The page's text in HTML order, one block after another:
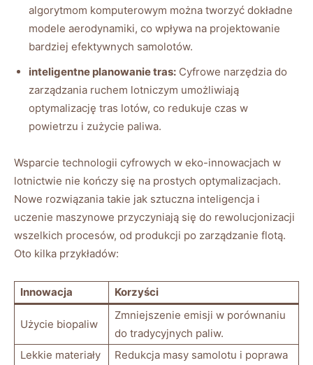
algorytmom komputerowym można tworzyć dokładne
modele aerodynamiki, co wpływa na projektowanie
bardziej efektywnych samolotów.
inteligentne planowanie tras: Cyfrowe narzędzia do
zarządzania ruchem lotniczym umożliwiają
optymalizację tras lotów, co redukuje czas w
powietrzu i zużycie paliwa.
Wsparcie technologii cyfrowych w eko-innowacjach w
lotnictwie nie kończy się na prostych optymalizacjach.
Nowe rozwiązania takie jak sztuczna inteligencja i
uczenie maszynowe przyczyniają się do rewolucjonizacji
wszelkich procesów, od produkcji po zarządzanie flotą.
Oto kilka przykładów:
Innowacja Korzyści
Użycie biopaliw
Zmniejszenie emisji w porównaniu
do tradycyjnych paliw.
Lekkie materiały
Redukcja masy samolotu i poprawa